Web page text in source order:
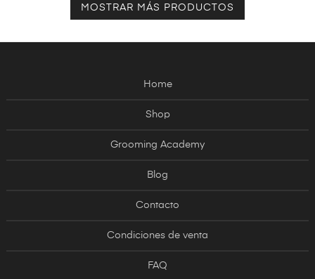
MOSTRAR MÁS PRODUCTOS
Home
Shop
Grooming Academy
Blog
Contacto
Condiciones de venta
FAQ